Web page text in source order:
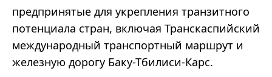
предпринятые для укрепления транзитного
потенциала стран, включая Транскаспийский
международный транспортный маршрут и
железную дорогу Баку-Тбилиси-Карс.